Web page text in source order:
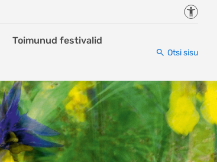
Toimunud festivalid
Otsi sisu